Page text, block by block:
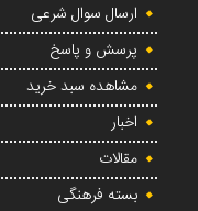
ارسال سوال شرعی
پرسش و پاسخ
مشاهده سبد خرید
اخبار
مقالات
بسته فرهنگی